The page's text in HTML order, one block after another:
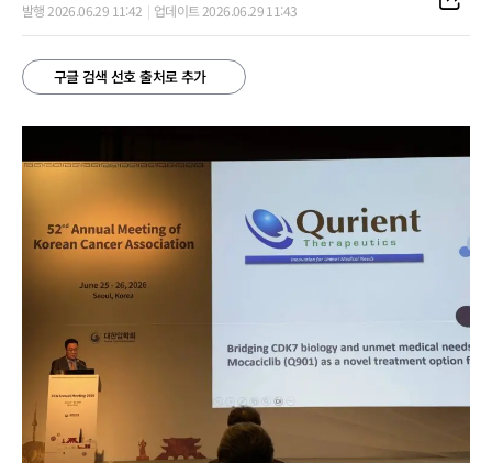
발행 2026.06.29 11:42 업데이트 2026.06.29 11:43
구글 검색 선호 출처로 추가